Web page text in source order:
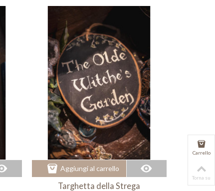
Aggiungi al carrello
Targhetta della Strega
Carrello
Torna su